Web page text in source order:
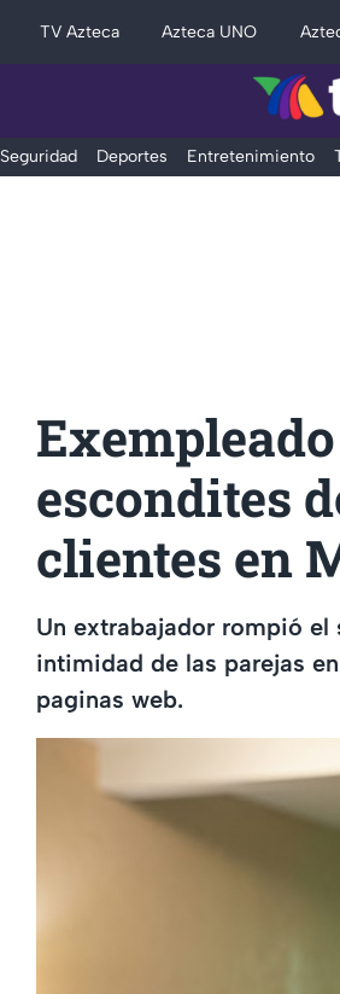
TV Azteca Azteca UNO
Seguridad Deportes Entretenimiento
escondites
clientes en
Un extrabajador rompió
intimidad de las parejas
paginas web.